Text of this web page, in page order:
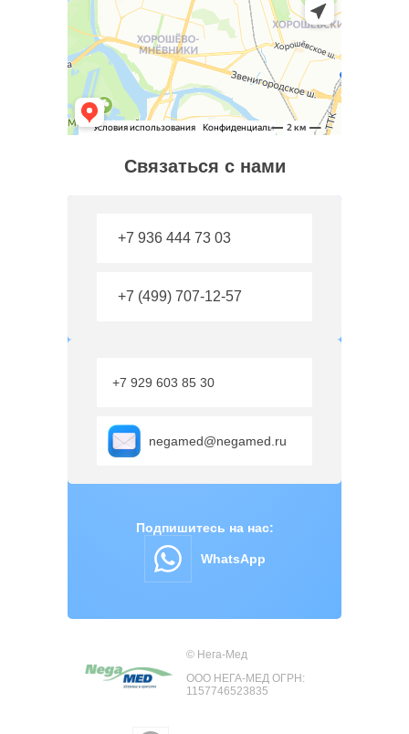
Связаться с нами
+7 936 444 73 03
+7 (499) 707-12-57
+7 929 603 85 30
negamed@negamed.ru
Подпишитесь на нас:
WhatsApp
© Нега-Мед
ООО НЕГА-МЕД ОГРН:
1157746523835